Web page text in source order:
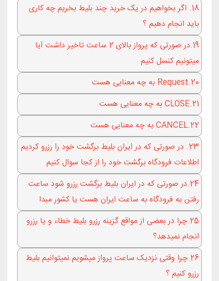
18. اگر بخواهیم در یک خرید چند بلیط بخریم چه کاری
باید انجام دهیم ؟
19.در صورتی که پرواز بالای 2 ساعت تاخیر داشت آیا
میتونیم کنسل کنیم
20.Request به چه معنایی هست
21.CLOSE به چه معنایی هست
22.CANCEL به چه معنایی هست
23. در صورتی که در ایران بلیط برگشت خود را رزرو کردیم
اطلاعات فرودگاه برگشت خود را از کجا سوال کنیم
24.در صورتی که در ایران بلیط برگشت رزرو شود ساعت
رفتن به فرودگاه به ساعت ایران هست یا کشور مبدا
25.چرا در بعضی از مواقع گزینه رزرو بلیط خطاء و یا رزرو
انجام نمیدهد؟
26.چرا وقتی نزدیک ساعت پرواز میشویم نمیتوانیم بلیط
رزرو کنیم ؟